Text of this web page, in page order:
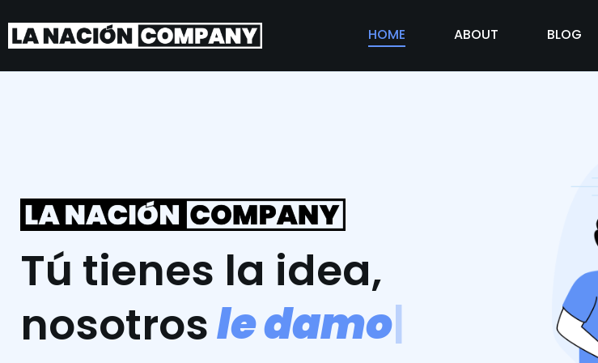
HOME ABOUT BLOG
Tú tienes la idea,
nosotrosledamos